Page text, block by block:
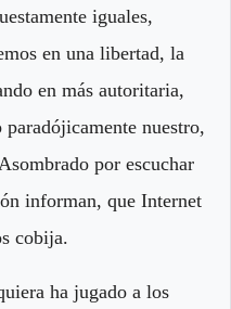
iguales,
en una libertad, la
en más autoritaria,
nuestro,
por escuchar
informan, que Internet
cobija.
ha jugado a los